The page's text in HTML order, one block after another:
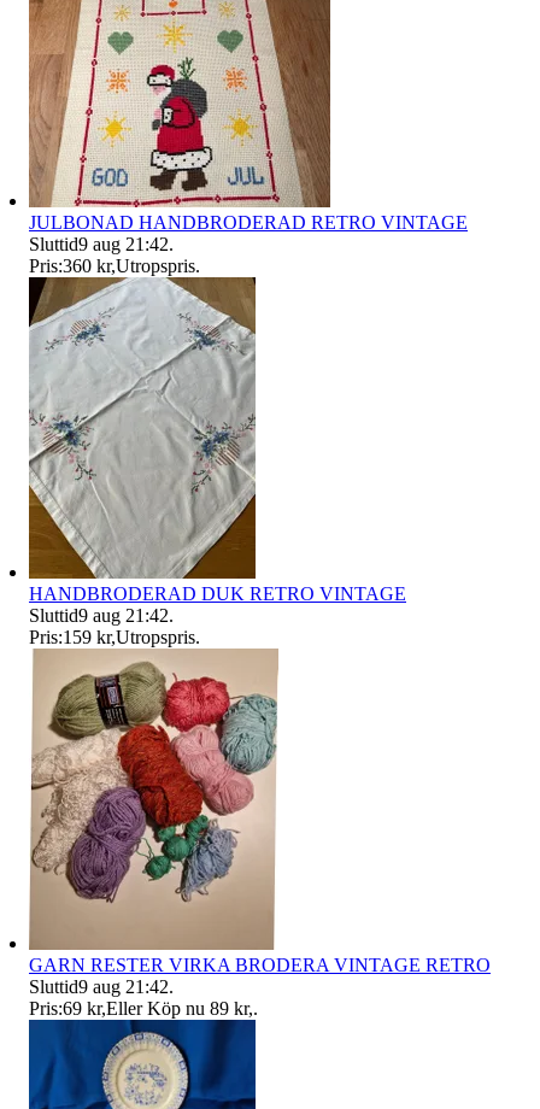
JULBONAD HANDBRODERAD RETRO VINTAGE
Sluttid9 aug 21:42.
Pris:360 kr,Utropspris.
HANDBRODERAD DUK RETRO VINTAGE
Sluttid9 aug 21:42.
Pris:159 kr,Utropspris.
GARN RESTER VIRKA BRODERA VINTAGE RETRO
Sluttid9 aug 21:42.
Pris:69 kr,Eller Köp nu 89 kr,.